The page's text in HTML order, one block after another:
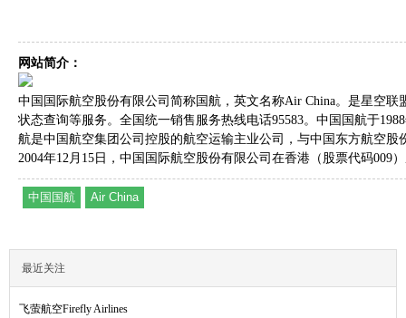
网站简介：
中国国际航空股份有限公司简称国航，英文名称Air China。是星空
状态查询等服务。全国统一销售服务热线电话95583。中国国航于
航是中国航空集团公司控股的航空运输主业公司，与中国东方航空
2004年12月15日，中国国际航空股份有限公司在香港（股票代码009
中国国航 Air China
最近关注
飞萤航空Firefly Airlines